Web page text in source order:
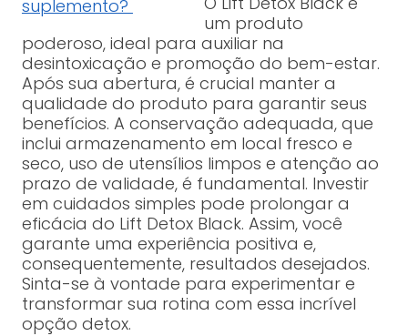
suplemento?
um produto
poderoso, ideal para auxiliar na
desintoxicação e promoção do bem-estar.
Após sua abertura, é crucial manter a
qualidade do produto para garantir seus
benefícios. A conservação adequada, que
inclui armazenamento em local fresco e
seco, uso de utensílios limpos e atenção ao
prazo de validade, é fundamental. Investir
em cuidados simples pode prolongar a
eficácia do Lift Detox Black. Assim, você
garante uma experiência positiva e,
consequentemente, resultados desejados.
Sinta-se à vontade para experimentar e
transformar sua rotina com essa incrível
opção detox.